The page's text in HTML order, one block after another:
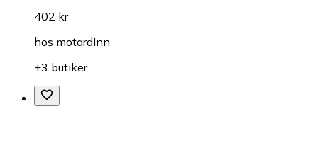
402 kr
hos motardInn
+3 butiker